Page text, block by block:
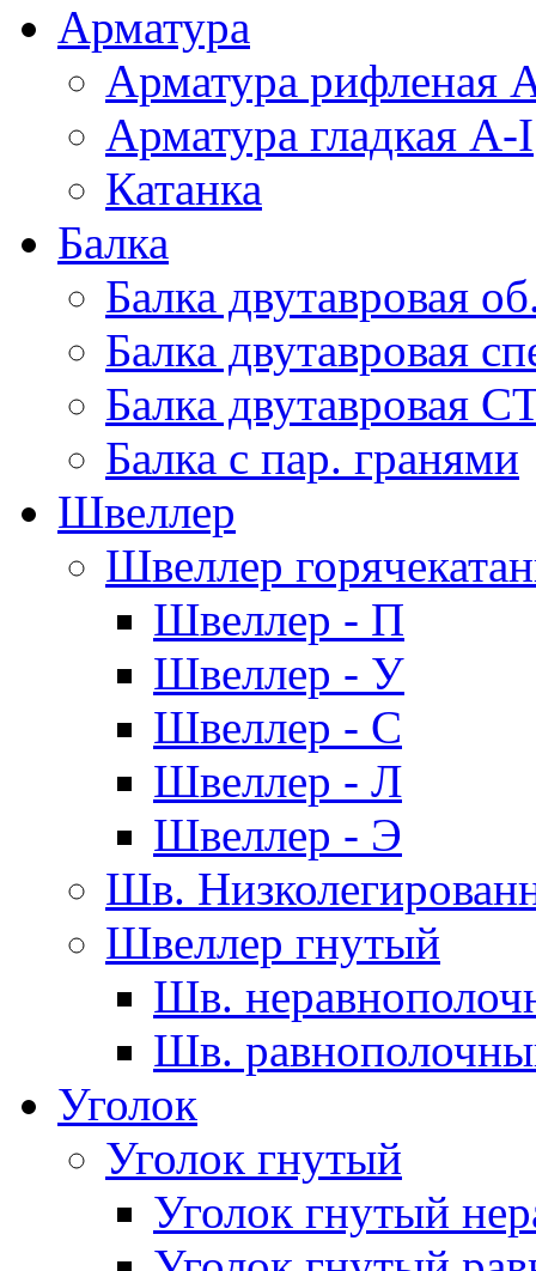
Арматура
Арматура рифленая
Арматура гладкая A-I
Катанка
Балка
Балка двутавровая
Балка двутавровая
Балка двутавровая
Балка с пар. гранями
Швеллер
Швеллер
Швеллер - П
Швеллер - У
Швеллер - С
Швеллер - Л
Швеллер - Э
Шв.
Швеллер гнутый
Шв.
Шв.
Уголок
Уголок гнутый
Уголок гнутый